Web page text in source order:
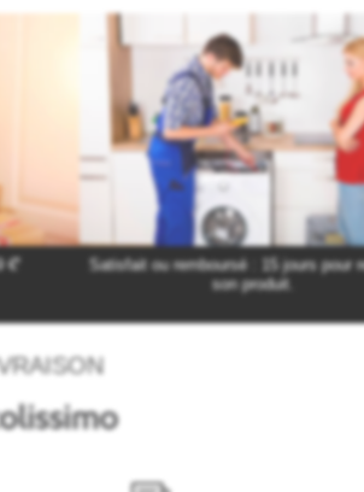
€*
Satisfait ou remboursé : 15 jours pour
son produit.